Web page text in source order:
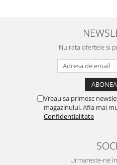
Nu rata ofertele si
Vreau sa primesc
magazinului. Afla mai
Confidentialitate
Urmareste-ne